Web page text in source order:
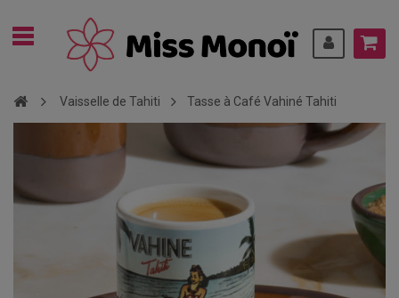
Vaisselle de Tahiti Tasse à Café Vahiné Tahiti